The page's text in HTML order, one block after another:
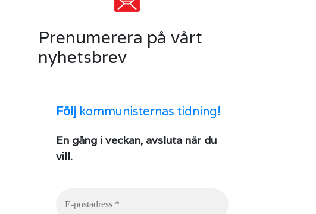
Prenumerera på vårt
nyhetsbrev
Följ kommunisternas tidning!
En gång i veckan, avsluta när du
vill.